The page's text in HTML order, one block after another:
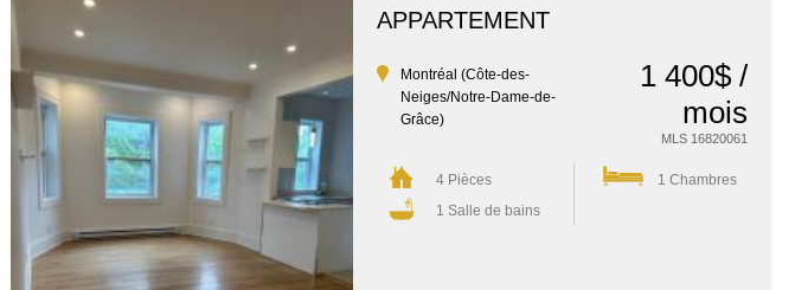
APPARTEMENT
Montréal (Côte-des-
Neiges/Notre-Dame-de-
Grâce)
1 400$ /
mois
MLS 16820061
4 Pièces
1 Salle de bains
1 Chambres